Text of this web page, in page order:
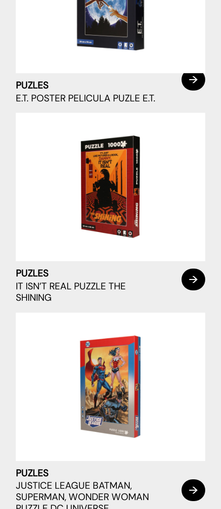
PUZLES
E.T. POSTER PELICULA PUZLE E.T.
PUZLES
IT ISN’T REAL PUZZLE THE
SHINING
PUZLES
JUSTICE LEAGUE BATMAN,
SUPERMAN, WONDER WOMAN